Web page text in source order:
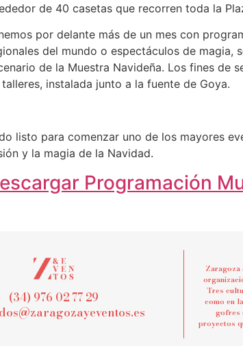
de 40 casetas que recorren toda la
por delante más de un mes con
del mundo o espectáculos de magia,
de la Muestra Navideña. Los fines de
instalada junto a la fuente de Goya.
listo para comenzar uno de los mayores
y la magia de la Navidad.
Programación
(34) 976 02 77 29
Zaragoza
Tres
como en
gofres
proyectos